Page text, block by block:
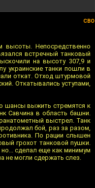
СВО
Непосредственно
встречный танковый
на высоту 307,9 и
украинские танки пошли в
откат. Отход штурмовой
Откатывались уступами,
шансы выжить стремятся к
Савчина в область башни.
выстрел. Танк
бой, раз за разом,
По рации слышен
грохот танковой пушки.
сделал еще как минимум
не могли сдержать слез.